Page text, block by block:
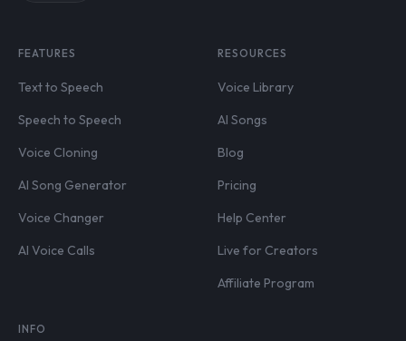
FEATURES
Text to Speech
Speech to Speech
Voice Cloning
AI Song Generator
Voice Changer
AI Voice Calls
RESOURCES
Voice Library
AI Songs
Blog
Pricing
Help Center
Live for Creators
Affiliate Program
INFO